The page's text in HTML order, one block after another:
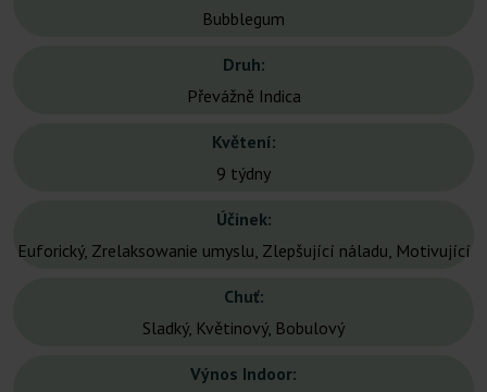
Bubblegum
Druh:
Převážně Indica
Květení:
9 týdny
Účinek:
Euforický, Zrelaksowanie umyslu, Zlepšující náladu, Motivující
Chuť:
Sladký, Květinový, Bobulový
Výnos Indoor: